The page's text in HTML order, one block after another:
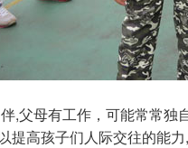
,父母有工作，可能常常
提高孩子们人际交往的能